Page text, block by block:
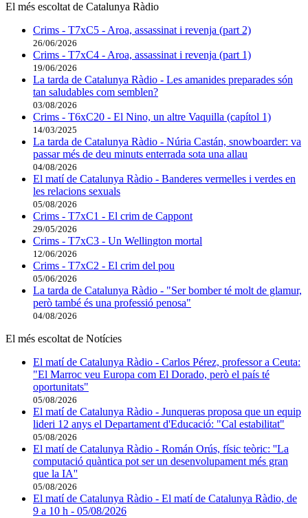
El més escoltat de Catalunya Ràdio
Crims - T7xC5 - Aroa, assassinat i revenja (part 2)
26/06/2026
Crims - T7xC4 - Aroa, assassinat i revenja (part 1)
19/06/2026
La tarda de Catalunya Ràdio - Les amanides preparades són
tan saludables com semblen?
03/08/2026
Crims - T6xC20 - El Nino, un altre Vaquilla (capítol 1)
14/03/2025
La tarda de Catalunya Ràdio - Núria Castán, snowboarder: va
passar més de deu minuts enterrada sota una allau
04/08/2026
El matí de Catalunya Ràdio - Banderes vermelles i verdes en
les relacions sexuals
05/08/2026
Crims - T7xC1 - El crim de Cappont
29/05/2026
Crims - T7xC3 - Un Wellington mortal
12/06/2026
Crims - T7xC2 - El crim del pou
05/06/2026
La tarda de Catalunya Ràdio - "Ser bomber té molt de glamur,
però també és una professió penosa"
04/08/2026
El més escoltat de Notícies
El matí de Catalunya Ràdio - Carlos Pérez, professor a Ceuta:
"El Marroc veu Europa com El Dorado, però el país té
oportunitats"
05/08/2026
El matí de Catalunya Ràdio - Junqueras proposa que un equip
lideri 12 anys el Departament d'Educació: "Cal estabilitat"
05/08/2026
El matí de Catalunya Ràdio - Román Orús, físic teòric: ''La
computació quàntica pot ser un desenvolupament més gran
que la IA''
05/08/2026
El matí de Catalunya Ràdio - El matí de Catalunya Ràdio, de
9 a 10 h - 05/08/2026